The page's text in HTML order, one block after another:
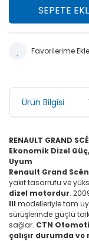
SEPETE
Ürün Bilgisi
RENAULT GRAND
Ekonomik Dizel
Uyum
Renault Grand
yakıt tasarrufu ve
dizel motordur.
III modelleriyle tam
sürüşlerinde güçlü
sağlar. CTN
çalışır durumda ve